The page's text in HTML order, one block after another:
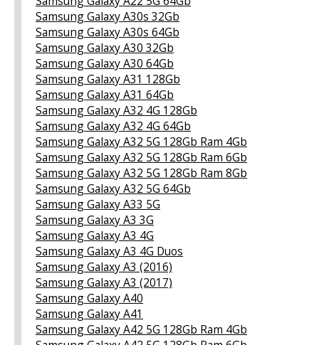
Samsung Galaxy A30s 32Gb
Samsung Galaxy A30s 64Gb
Samsung Galaxy A30 32Gb
Samsung Galaxy A30 64Gb
Samsung Galaxy A31 128Gb
Samsung Galaxy A31 64Gb
Samsung Galaxy A32 4G 128Gb
Samsung Galaxy A32 4G 64Gb
Samsung Galaxy A32 5G 128Gb Ram 4Gb
Samsung Galaxy A32 5G 128Gb Ram 6Gb
Samsung Galaxy A32 5G 128Gb Ram 8Gb
Samsung Galaxy A32 5G 64Gb
Samsung Galaxy A33 5G
Samsung Galaxy A3 3G
Samsung Galaxy A3 4G
Samsung Galaxy A3 4G Duos
Samsung Galaxy A3 (2016)
Samsung Galaxy A3 (2017)
Samsung Galaxy A40
Samsung Galaxy A41
Samsung Galaxy A42 5G 128Gb Ram 4Gb